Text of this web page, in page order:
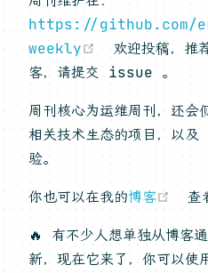
https://github.com/
weekly
(opens new
欢迎投稿，
客，请提交 issue 。
周刊核心为运维周刊，还
相关技术生态的项目，以
验。
你也可以在我的博客 查
🔥 有不少人想单独从博客
新，现在它来了，你可以使